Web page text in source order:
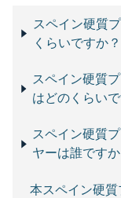
スペイン硬質
くらいですか？
スペイン硬質
はどのくらい
スペイン硬質
ヤーは誰ですか
本スペイン硬